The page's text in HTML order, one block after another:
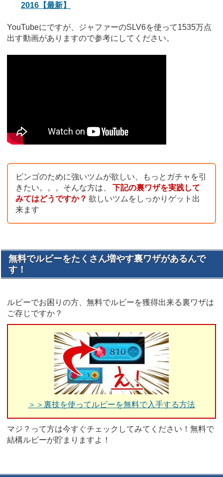
2016【最新】
YouTubeにですが、ジャファーのSLV6を使って1535万点
出す動画がありますので参考にしてください。
ビンゴのために強いツムが欲しい、もっとガチャを引
きたい。。。そんな方は、
下記の裏ワザを実践して
みてはどうですか？ 欲しいツムをしっかりゲット出
来ます
無料でルビーをたくさん増やす裏ワザがあるんで
す！
ルビーでお困りの方、無料でルビーを獲得出来る裏ワザは
ご存じですか？
＞＞裏技を使ってルビーを無料で入手する方法
マジ？って方は今すぐチェックしてみてください！無料で
結構ルビーが貯まりますよ！